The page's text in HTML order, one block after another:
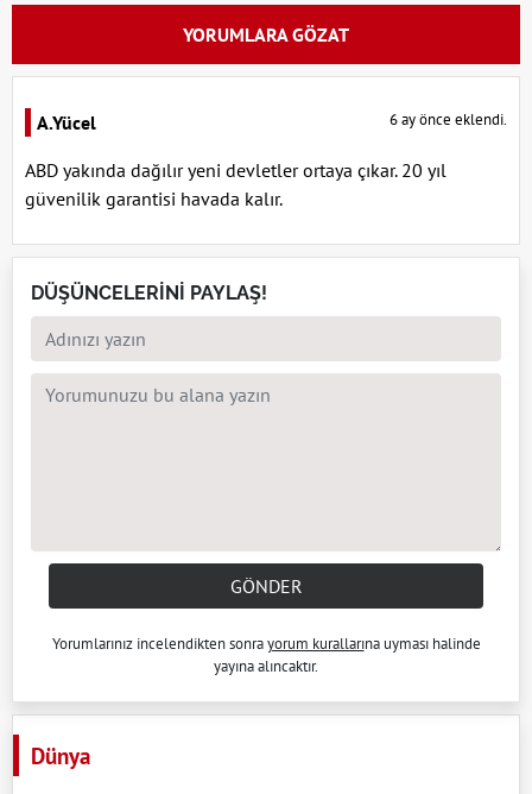
YORUMLARA GÖZAT
A.Yücel 6 ay önce eklendi.
ABD yakında dağılır yeni devletler ortaya çıkar. 20 yıl
güvenilik garantisi havada kalır.
DÜŞÜNCELERİNİ PAYLAŞ!
GÖNDER
Yorumlarınız incelendikten sonrayorum kurallarına uyması halinde
yayına alıncaktır.
Dünya